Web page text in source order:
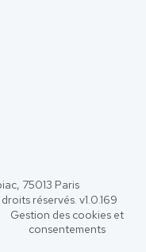
75013 Paris
réservés. v1.0.169
Gestion des cookies et
consentements